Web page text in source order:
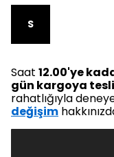
S
Saat 12.00'ye
gün kargoya
rahatlığıyla
değişim